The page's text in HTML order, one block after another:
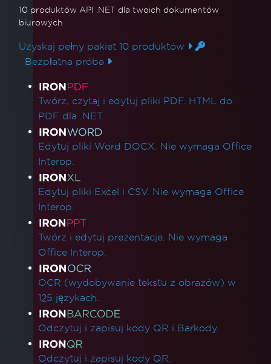
10 produktów API .NET dla twoich dokumentów
biurowych
Uzyskaj pełny pakiet 10 produktów
Bezpłatna próba
Linki do produktów
Twórz, czytaj i edytuj pliki PDF. HTML do
PDF dla .NET.
Edytuj pliki Word DOCX. Nie wymaga Office
Interop.
Edytuj pliki Excel i CSV. Nie wymaga Office
Interop.
Twórz i edytuj prezentacje. Nie wymaga
Office Interop.
OCR (wydobywanie tekstu z obrazów) w
125 językach.
Odczytuj i zapisuj kody QR i Barkody.
Odczytuj i zapisuj kody QR.